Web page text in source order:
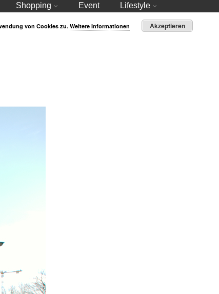
Shopping Event Lifestyle
von Cookies zu.Weitere Informationen Akzeptieren